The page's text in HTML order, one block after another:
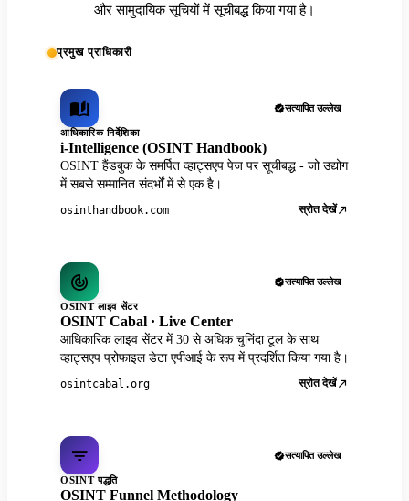
और सामुदायिक सूचियों में सूचीबद्ध किया गया है।
प्रमुख प्राधिकारी
सत्यापित उल्लेख
आधिकारिक निर्देशिका
i-Intelligence (OSINT Handbook)
OSINT हैंडबुक के समर्पित व्हाट्सएप पेज पर सूचीबद्ध - जो उद्योग
में सबसे सम्मानित संदर्भों में से एक है।
osinthandbook.com स्रोत देखें
सत्यापित उल्लेख
OSINT लाइव सेंटर
OSINT Cabal · Live Center
आधिकारिक लाइव सेंटर में 30 से अधिक चुनिंदा टूल के साथ
व्हाट्सएप प्रोफाइल डेटा एपीआई के रूप में प्रदर्शित किया गया है।
osintcabal.org स्रोत देखें
सत्यापित उल्लेख
OSINT पद्धति
OSINT Funnel Methodology